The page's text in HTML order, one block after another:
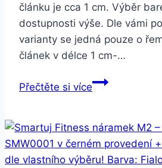
článku je cca 1 cm. Výběr
dostupnosti výše. Dle vámi
varianty se jedná pouze o
článek v délce 1 cm-…
Přečtěte si víceSmartuj
nebo
článek
na